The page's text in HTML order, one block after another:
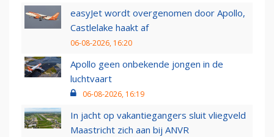
easyJet wordt overgenomen door Apollo,
Castlelake haakt af
06-08-2026, 16:20
Apollo geen onbekende jongen in de
luchtvaart
06-08-2026, 16:19
In jacht op vakantiegangers sluit vliegveld
Maastricht zich aan bij ANVR